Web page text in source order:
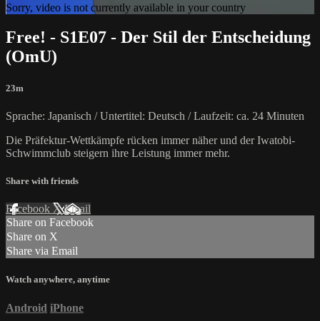
Sorry, video is not currently available in your country
Free! - S1E07 - Der Stil der Entscheidung
(OmU)
23m
Sprache: Japanisch / Untertitel: Deutsch / Laufzeit: ca. 24 Minuten
Die Präfektur-Wettkämpfe rücken immer näher und der Iwatobi-
Schwimmclub steigern ihre Leistung immer mehr.
Share with friends
Facebook XEmail
Share on Facebook
Share on X
Share via Email
Watch anywhere, anytime
Android iPhone